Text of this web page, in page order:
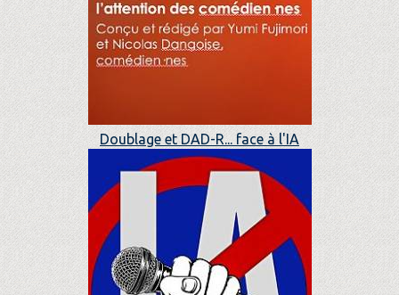
Doublage et DAD-R... face à l'IA